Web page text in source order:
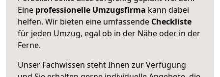
Eine professionelle Umzugsfirma kann dabei
helfen. Wir bieten eine umfassende Checkliste
für jeden Umzug, egal ob in der Nähe oder in der
Ferne.
Unser Fachwissen steht Ihnen zur Verfügung